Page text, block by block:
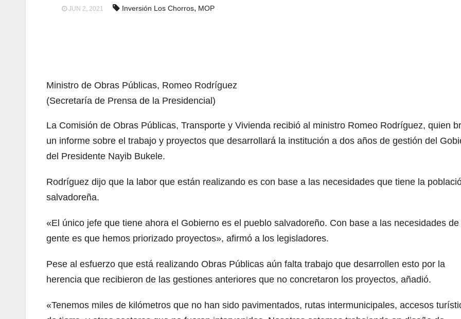
JUN 2, 2021 Inversión Los Chorros, MOP
Ministro de Obras Públicas, Romeo Rodríguez
(Secretaría de Prensa de la Presidencial)
La Comisión de Obras Públicas, Transporte y Vivienda recibió al ministro Romeo Rodríguez, quien
un informe sobre el trabajo y proyectos que desarrollará la institución a dos años de gestión del
del Presidente Nayib Bukele.
Rodríguez dijo que la labor que están realizando es con base a las necesidades que tiene la
salvadoreña.
«El único jefe que tiene ahora el Gobierno es el pueblo salvadoreño. Con base a las necesidades de
gente es que hemos priorizado proyectos», afirmó a los legisladores.
Pese al esfuerzo que está realizando Obras Públicas aún falta trabajo que desarrollen esto por la
herencia que recibieron de las gestiones anteriores que no concretaron los proyectos, añadió.
«Tenemos miles de kilómetros que no han sido pavimentados, rutas intermunicipales, accesos